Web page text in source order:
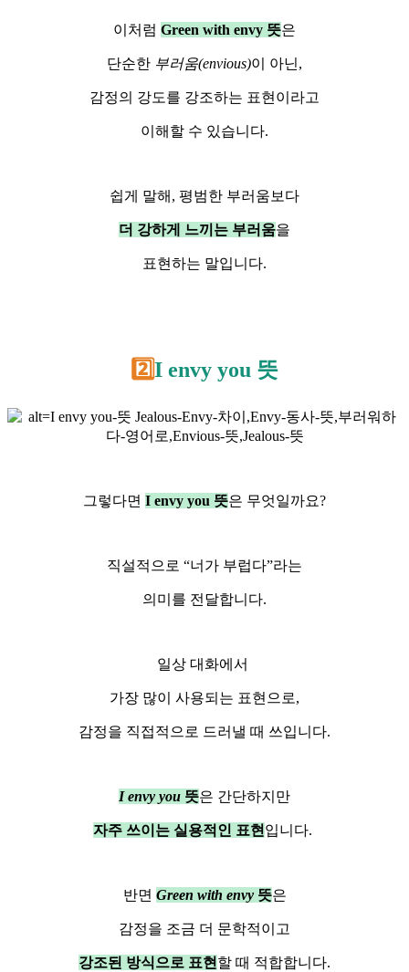
이처럼 Green with envy 뜻은
단순한 부러움(envious)이 아닌,
감정의 강도를 강조하는 표현이라고
이해할 수 있습니다.
쉽게 말해, 평범한 부러움보다
더 강하게 느끼는 부러움을
표현하는 말입니다.
2️⃣I envy you 뜻
그렇다면 I envy you 뜻은 무엇일까요?
직설적으로 “너가 부럽다”라는
의미를 전달합니다.
일상 대화에서
가장 많이 사용되는 표현으로,
감정을 직접적으로 드러낼 때 쓰입니다.
I envy you 뜻은 간단하지만
자주 쓰이는 실용적인 표현 입니다.
반면 Green with envy 뜻은
감정을 조금 더 문학적이고
강조된 방식으로 표현 할 때 적합합니다.